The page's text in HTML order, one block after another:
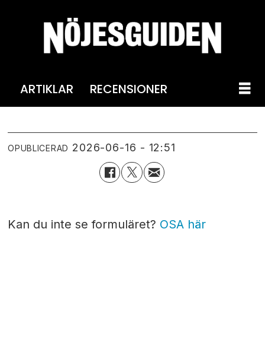
ARTIKLAR RECENSIONER
OPUBLICERAD 2026-06-16 - 12:51
Kan du inte se formuläret? OSA här